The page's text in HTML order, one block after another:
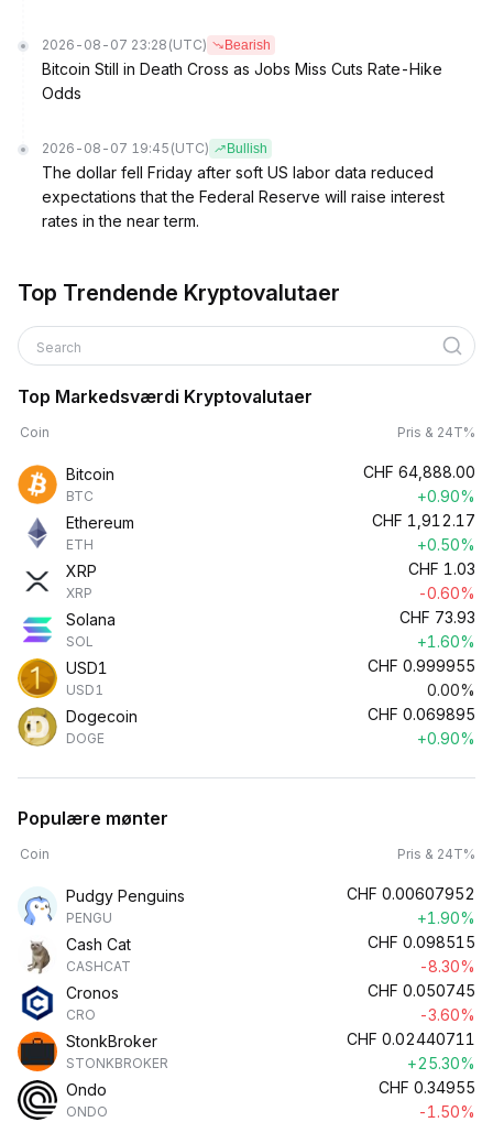
2026-08-07 23:28 (UTC) Bearish
Bitcoin Still in Death Cross as Jobs Miss Cuts Rate-Hike
Odds
2026-08-07 19:45 (UTC) Bullish
The dollar fell Friday after soft US labor data reduced
expectations that the Federal Reserve will raise interest
rates in the near term.
Top Trendende Kryptovalutaer
Search
Top Markedsværdi Kryptovalutaer
Coin Pris & 24T%
Bitcoin
BTC
CHF 64,888.00
+0.90%
Ethereum
ETH
CHF 1,912.17
+0.50%
XRP
XRP
CHF 1.03
-0.60%
Solana
SOL
CHF 73.93
+1.60%
USD1
USD1
CHF 0.999955
0.00%
Dogecoin
DOGE
CHF 0.069895
+0.90%
Populære mønter
Coin Pris & 24T%
Pudgy Penguins
PENGU
CHF 0.00607952
+1.90%
Cash Cat
CASHCAT
CHF 0.098515
-8.30%
Cronos
CRO
CHF 0.050745
-3.60%
StonkBroker
STONKBROKER
CHF 0.02440711
+25.30%
Ondo
ONDO
CHF 0.34955
-1.50%